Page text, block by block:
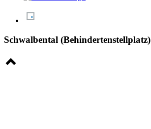
Schwalbental (Behindertenstellplatz)